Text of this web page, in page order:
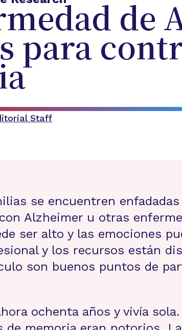
de
para
Staff
se encuentren
Alzheimer u otras
ser alto y las emociones
y los recursos están
son buenos puntos de
ochenta años y vivía